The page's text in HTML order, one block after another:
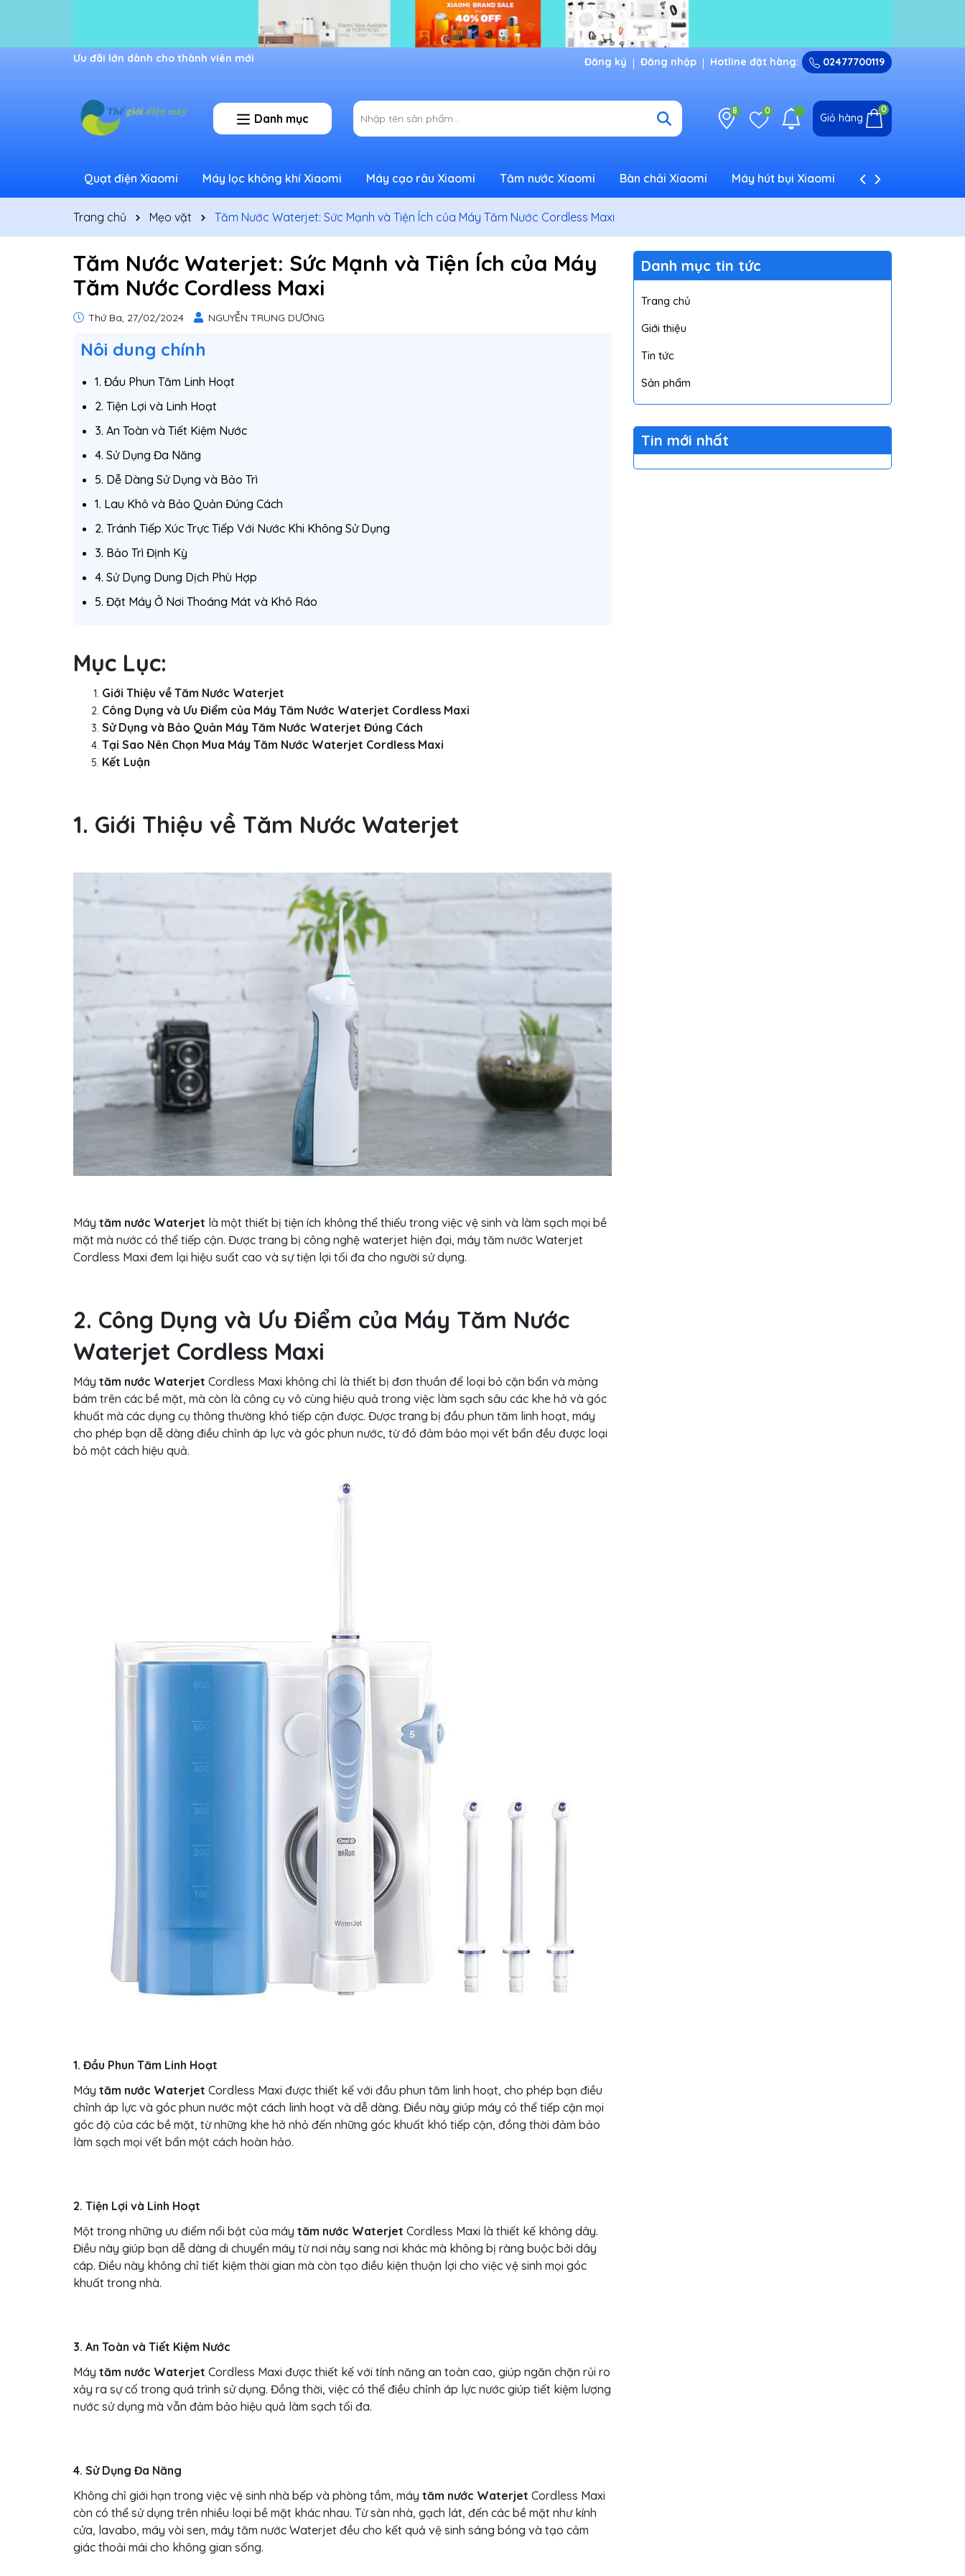
Ưu đãi lớn dành cho thành viên mới Đăng ký Đăng nhập Hotline đặt hàng: 02477700119
Danh mục
8 0
Giỏ hàng
0
Quạt điện Xiaomi Máy lọc không khí Xiaomi Máy cạo râu Xiaomi Tăm nước Xiaomi Bàn chải Xiaomi Máy hút bụi Xiaomi Máy tạo ẩm Xiaomi
Trang chủ Mẹo vặt Tăm Nước Waterjet: Sức Mạnh và Tiện Ích của Máy Tăm Nước Cordless Maxi
Tăm Nước Waterjet: Sức Mạnh và Tiện Ích của Máy
Tăm Nước Cordless Maxi
Thứ Ba, 27/02/2024 NGUYỄN TRUNG DƯƠNG
Nôi dung chính
1. Đầu Phun Tăm Linh Hoạt
2. Tiện Lợi và Linh Hoạt
3. An Toàn và Tiết Kiệm Nước
4. Sử Dụng Đa Năng
5. Dễ Dàng Sử Dụng và Bảo Trì
1. Lau Khô và Bảo Quản Đúng Cách
2. Tránh Tiếp Xúc Trực Tiếp Với Nước Khi Không Sử Dụng
3. Bảo Trì Định Kỳ
4. Sử Dụng Dung Dịch Phù Hợp
5. Đặt Máy Ở Nơi Thoáng Mát và Khô Ráo
Mục Lục:
Giới Thiệu về Tăm Nước Waterjet
Công Dụng và Ưu Điểm của Máy Tăm Nước Waterjet Cordless Maxi
Sử Dụng và Bảo Quản Máy Tăm Nước Waterjet Đúng Cách
Tại Sao Nên Chọn Mua Máy Tăm Nước Waterjet Cordless Maxi
Kết Luận
1. Giới Thiệu về Tăm Nước Waterjet
Máy tăm nước Waterjet là một thiết bị tiện ích không thể thiếu trong việc vệ sinh và làm sạch mọi bề
mặt mà nước có thể tiếp cận. Được trang bị công nghệ waterjet hiện đại, máy tăm nước Waterjet
Cordless Maxi đem lại hiệu suất cao và sự tiện lợi tối đa cho người sử dụng.
2. Công Dụng và Ưu Điểm của Máy Tăm Nước
Waterjet Cordless Maxi
Máy tăm nước Waterjet Cordless Maxi không chỉ là thiết bị đơn thuần để loại bỏ cặn bẩn và mảng
bám trên các bề mặt, mà còn là công cụ vô cùng hiệu quả trong việc làm sạch sâu các khe hở và góc
khuất mà các dụng cụ thông thường khó tiếp cận được. Được trang bị đầu phun tăm linh hoạt, máy
cho phép bạn dễ dàng điều chỉnh áp lực và góc phun nước, từ đó đảm bảo mọi vết bẩn đều được loại
bỏ một cách hiệu quả.
1. Đầu Phun Tăm Linh Hoạt
Máy tăm nước Waterjet Cordless Maxi được thiết kế với đầu phun tăm linh hoạt, cho phép bạn điều
chỉnh áp lực và góc phun nước một cách linh hoạt và dễ dàng. Điều này giúp máy có thể tiếp cận mọi
góc độ của các bề mặt, từ những khe hở nhỏ đến những góc khuất khó tiếp cận, đồng thời đảm bảo
làm sạch mọi vết bẩn một cách hoàn hảo.
2. Tiện Lợi và Linh Hoạt
Một trong những ưu điểm nổi bật của máy tăm nước Waterjet Cordless Maxi là thiết kế không dây.
Điều này giúp bạn dễ dàng di chuyển máy từ nơi này sang nơi khác mà không bị ràng buộc bởi dây
cáp. Điều này không chỉ tiết kiệm thời gian mà còn tạo điều kiện thuận lợi cho việc vệ sinh mọi góc
khuất trong nhà.
3. An Toàn và Tiết Kiệm Nước
Máy tăm nước Waterjet Cordless Maxi được thiết kế với tính năng an toàn cao, giúp ngăn chặn rủi ro
xảy ra sự cố trong quá trình sử dụng. Đồng thời, việc có thể điều chỉnh áp lực nước giúp tiết kiệm lượng
nước sử dụng mà vẫn đảm bảo hiệu quả làm sạch tối đa.
4. Sử Dụng Đa Năng
Không chỉ giới hạn trong việc vệ sinh nhà bếp và phòng tắm, máy tăm nước Waterjet Cordless Maxi
còn có thể sử dụng trên nhiều loại bề mặt khác nhau. Từ sàn nhà, gạch lát, đến các bề mặt như kính
cửa, lavabo, máy vòi sen, máy tăm nước Waterjet đều cho kết quả vệ sinh sáng bóng và tạo cảm
giác thoải mái cho không gian sống.
Danh mục tin tức
Trang chủ
Giới thiệu
Tin tức
Sản phẩm
Tin mới nhất